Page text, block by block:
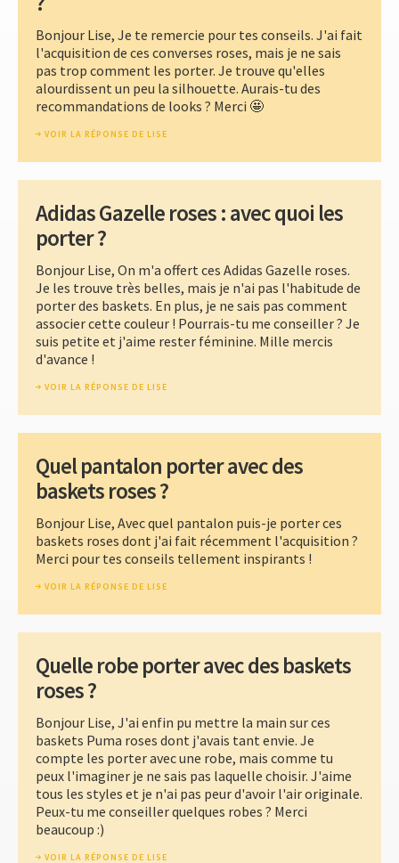
Bonjour Lise, Je te remercie pour tes conseils. J'ai fait
l'acquisition de ces converses roses, mais je ne sais
pas trop comment les porter. Je trouve qu'elles
alourdissent un peu la silhouette. Aurais-tu des
recommandations de looks ? Merci 🤩
VOIR LA RÉPONSE DE LISE
Adidas Gazelle roses : avec quoi les
porter ?
Bonjour Lise, On m'a offert ces Adidas Gazelle roses.
Je les trouve très belles, mais je n'ai pas l'habitude de
porter des baskets. En plus, je ne sais pas comment
associer cette couleur ! Pourrais-tu me conseiller ? Je
suis petite et j'aime rester féminine. Mille mercis
d'avance !
VOIR LA RÉPONSE DE LISE
Quel pantalon porter avec des
baskets roses ?
Bonjour Lise, Avec quel pantalon puis-je porter ces
baskets roses dont j'ai fait récemment l'acquisition ?
Merci pour tes conseils tellement inspirants !
VOIR LA RÉPONSE DE LISE
Quelle robe porter avec des baskets
roses ?
Bonjour Lise, J'ai enfin pu mettre la main sur ces
baskets Puma roses dont j'avais tant envie. Je
compte les porter avec une robe, mais comme tu
peux l'imaginer je ne sais pas laquelle choisir. J'aime
tous les styles et je n'ai pas peur d'avoir l'air originale.
Peux-tu me conseiller quelques robes ? Merci
beaucoup :)
VOIR LA RÉPONSE DE LISE